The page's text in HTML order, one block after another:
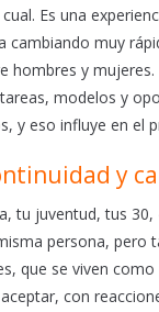
Es una
cambiando muy
hombres y mujeres.
modelos y
y eso influye en el
y
tu juventud, tus
persona, pero
que se viven
con